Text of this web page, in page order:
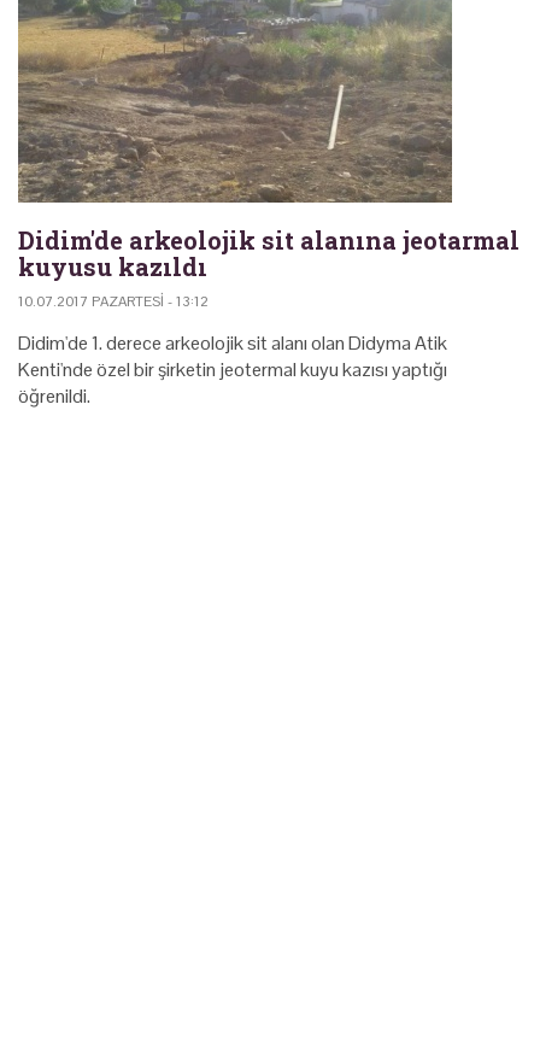
Didim'de arkeolojik sit alanına jeotarmal
kuyusu kazıldı
10.07.2017 PAZARTESI - 13:12
Didim'de 1. derece arkeolojik sit alanı olan Didyma Atik
Kenti'nde özel bir şirketin jeotermal kuyu kazısı yaptığı
öğrenildi.